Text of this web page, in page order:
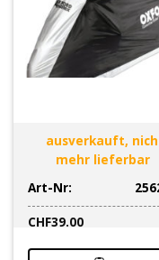
ausverkauft,
mehr lieferbar
Art-Nr:
CHF39.00